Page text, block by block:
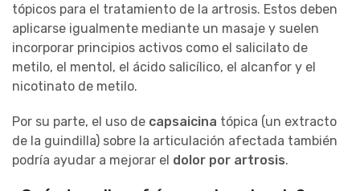
tópicos para el tratamiento de la artrosis. Estos deben
aplicarse igualmente mediante un masaje y suelen
incorporar principios activos como el salicilato de
metilo, el mentol, el ácido salicílico, el alcanfor y el
nicotinato de metilo.
Por su parte, el uso de capsaicina tópica (un extracto
de la guindilla) sobre la articulación afectada también
podría ayudar a mejorar el dolor por artrosis.